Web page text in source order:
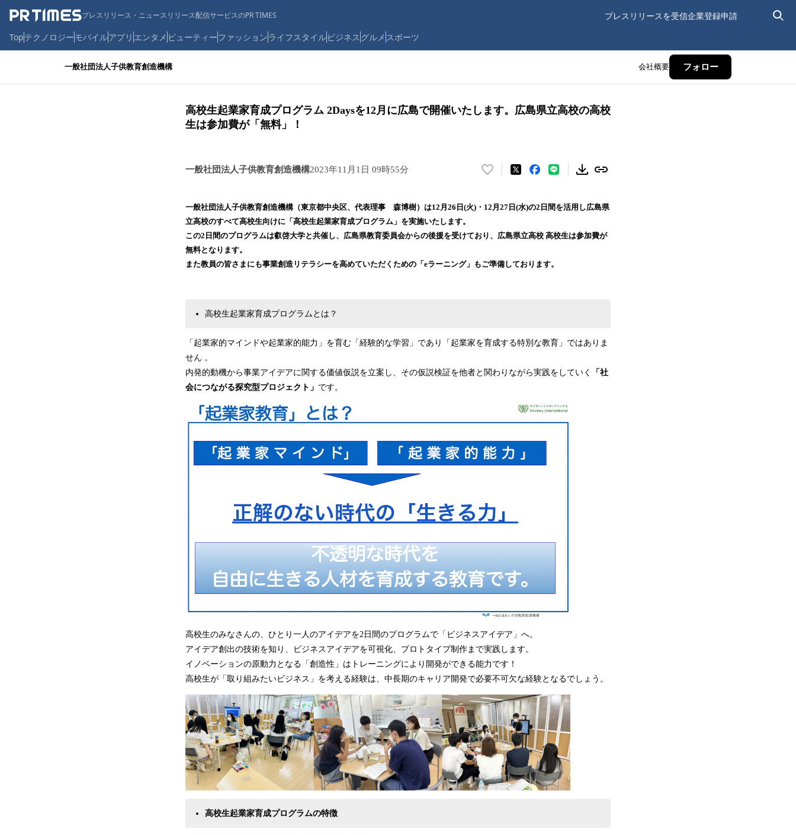
プレスリリース・ニュースリリース配信サービスのPR TIMES プレスリリースを受信企業登録申請
Topテクノロジーモバイルアプリ エンタメ ビューティーファッションライフスタイルビジネス グルメ スポーツ
一般社団法人子供教育創造機構 会社概要 フォロー
高校生起業家育成プログラム 2Daysを12月に広島で開催いたします。広島県立高校の高校
生は参加費が「無料」！
一般社団法人子供教育創造機構2023年11月1日 09時55分
い
！
を
み
一般社団法人子供教育創造機構（東京都中央区、代表理事 森博樹）は12月26日(火)・12月27日(水)の2日間を活用し広島県
立高校のすべて高校生向けに「高校生起業家育成プログラム」を実施いたします。
この2日間のプログラムは叡啓大学と共催し、広島県教育委員会からの後援を受けており、広島県立高校 高校生は参加費が
無料となります。
また教員の皆さまにも事業創造リテラシーを高めていただくための「eラーニング」もご準備しております。
高校生起業家育成プログラムとは？
「起業家的マインドや起業家的能力」を育む「経験的な学習」であり「起業家を育成する特別な教育」ではありま
せん 。
内発的動機から事業アイデアに関する価値仮説を立案し、その仮説検証を他者と関わりながら実践をしていく
「社
会につながる探究型プロジェクト」 です。
高校生のみなさんの、ひとり一人のアイデアを2日間のプログラムで「ビジネスアイデア」へ。
アイデア創出の技術を知り、ビジネスアイデアを可視化、プロトタイプ制作まで実践します。
イノベーションの原動力となる「創造性」はトレーニングにより開発ができる能力です！
高校生が「取り組みたいビジネス」を考える経験は、中長期のキャリア開発で必要不可欠な経験となるでしょう。
高校生起業家育成プログラムの特徴